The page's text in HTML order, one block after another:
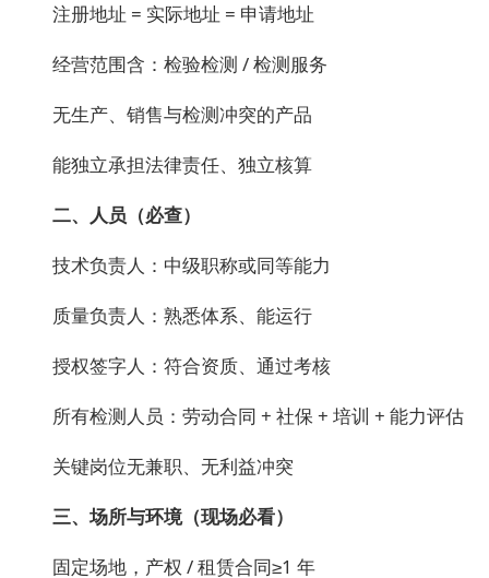
注册地址 = 实际地址 = 申请地址
经营范围含：检验检测 / 检测服务
无生产、销售与检测冲突的产品
能独立承担法律责任、独立核算
二、人员（必查）
技术负责人：中级职称或同等能力
质量负责人：熟悉体系、能运行
授权签字人：符合资质、通过考核
所有检测人员：劳动合同 + 社保 + 培训 + 能力评估
关键岗位无兼职、无利益冲突
三、场所与环境（现场必看）
固定场地，产权 / 租赁合同≥1 年